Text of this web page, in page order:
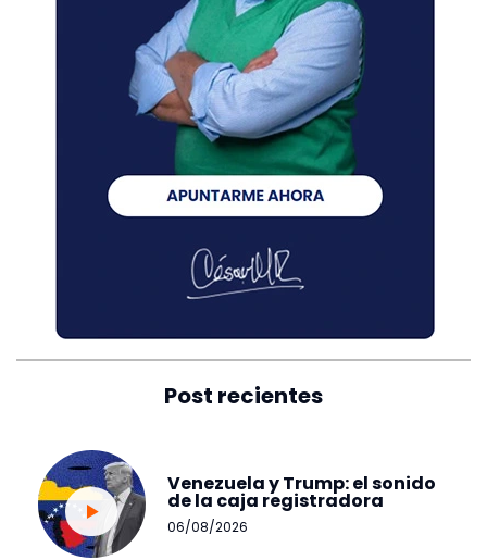
Post recientes
Venezuela y Trump: el sonido
de la caja registradora
06/08/2026